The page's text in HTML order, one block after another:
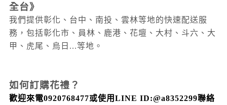
全台》
我們提供彰化、台中、南投、雲林等地的快速配送服
務，包括彰化市、員林、鹿港、花壇、大村 、斗六 、大
甲 、虎尾 、烏日...等地。
如何訂購花禮？
歡迎來電0920768477或使用LINE ID:@a8352299聯絡